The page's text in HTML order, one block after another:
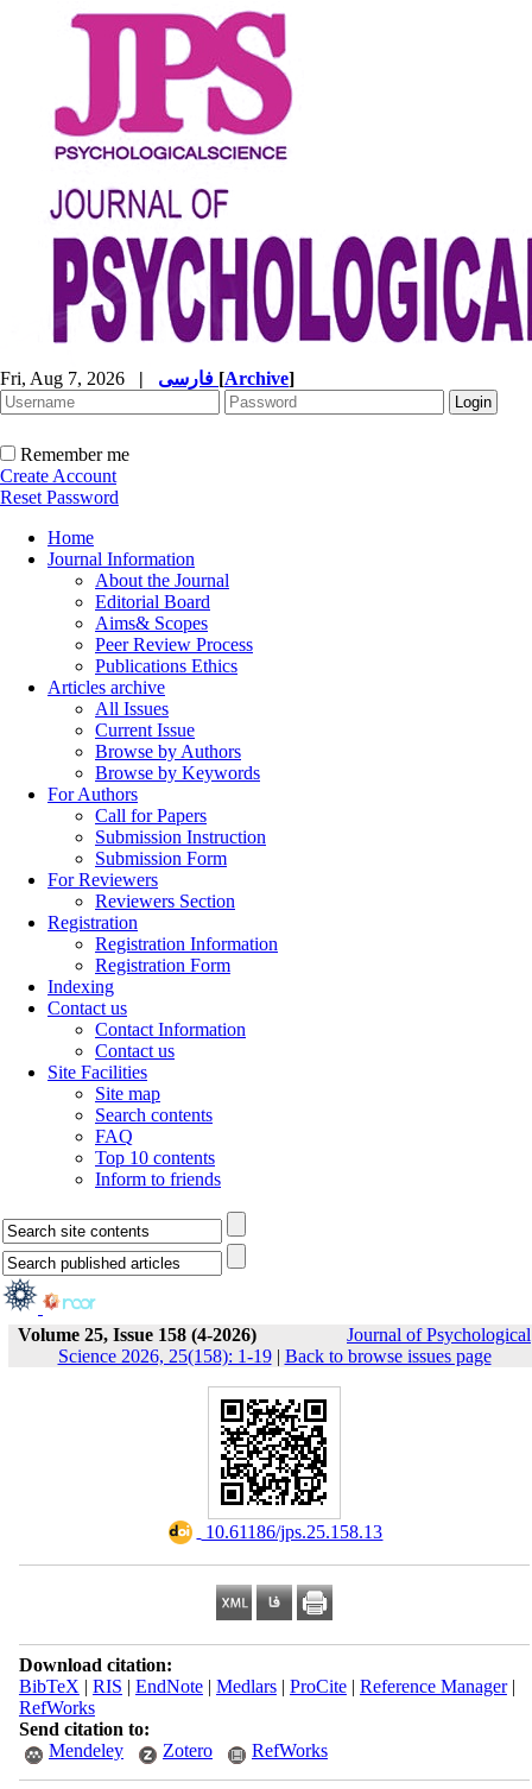
Fri, Aug 7, 2026 | [Archive]
Remember me
Create Account
Reset Password
Home
Journal Information
About the Journal
Editorial Board
Aims& Scopes
Peer Review Process
Publications Ethics
Articles archive
All Issues
Current Issue
Browse by Authors
Browse by Keywords
For Authors
Call for Papers
Submission Instruction
Submission Form
For Reviewers
Reviewers Section
Registration
Registration Information
Registration Form
Indexing
Contact us
Contact Information
Contact us
Site Facilities
Site map
Search contents
FAQ
Top 10 contents
Inform to friends
Volume 25, Issue 158 (4-2026)
Journal of Psychological
Science 2026, 25(158): 1-19| Back to browse issues page
‎ 10.61186/jps.25.158.13
Download citation:
BibTeX | RIS | EndNote| Medlars| ProCite| Reference Manager|
RefWorks
Send citation to:
Mendeley
Zotero RefWorks